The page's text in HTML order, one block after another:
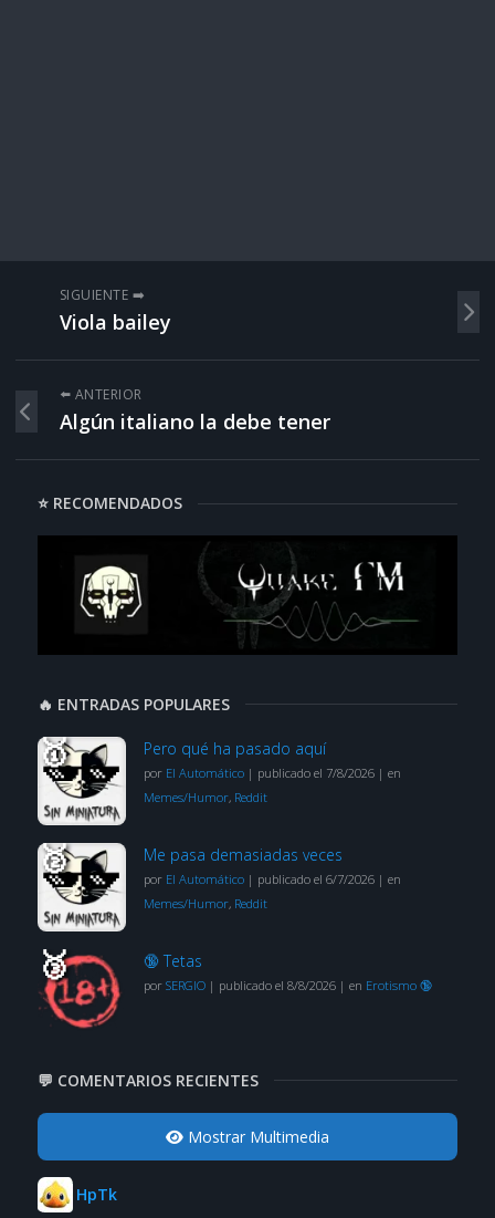
SIGUIENTE ➡️
Viola bailey
⬅️ ANTERIOR
Algún italiano la debe tener
⭐ RECOMENDADOS
🔥 ENTRADAS POPULARES
Pero qué ha pasado aquí
por El Automático| publicado el 7/8/2026| en
Memes/Humor, Reddit
Me pasa demasiadas veces
por El Automático| publicado el 6/7/2026| en
Memes/Humor, Reddit
🔞 Tetas
por SERGIO| publicado el 8/8/2026| en Erotismo 🔞
💬 COMENTARIOS RECIENTES
Mostrar Multimedia
HpTk